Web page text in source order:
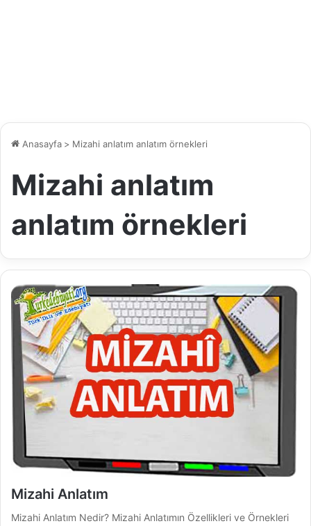
Anasayfa > Mizahi anlatım anlatım örnekleri
Mizahi anlatım
anlatım örnekleri
Mizahi Anlatım
Mizahi Anlatım Nedir? Mizahi Anlatımın Özellikleri ve Örnekleri